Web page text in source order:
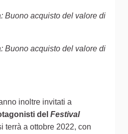
Buono acquisto del valore di
Buono acquisto del valore di
inoltre invitati a
del Festival
terrà a ottobre 2022, con